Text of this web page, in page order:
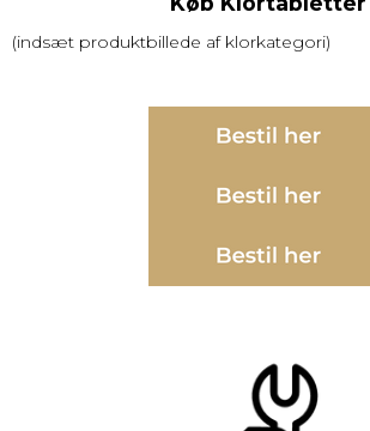
(indsæt produktbillede af klorkategori)